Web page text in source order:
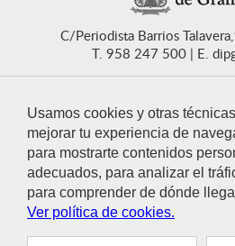
Usamos cookies y otras
mejorar tu experiencia de
para mostrarte contenidos
adecuados, para analizar el
para comprender de dónde
Ver política de cookies.
C/Periodista Barrios
T. 958 247 500
E.